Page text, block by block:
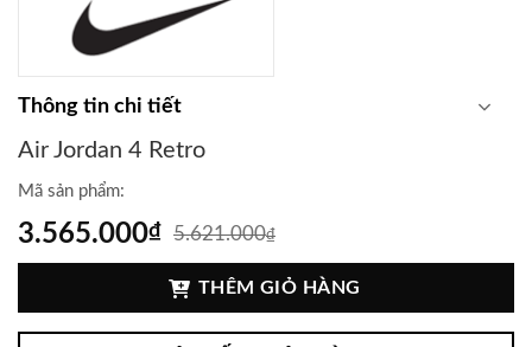
Thông tin chi tiết
Air Jordan 4 Retro
Mã sản phẩm:
5.621.000₫
3.565.000₫
THÊM GIỎ HÀNG